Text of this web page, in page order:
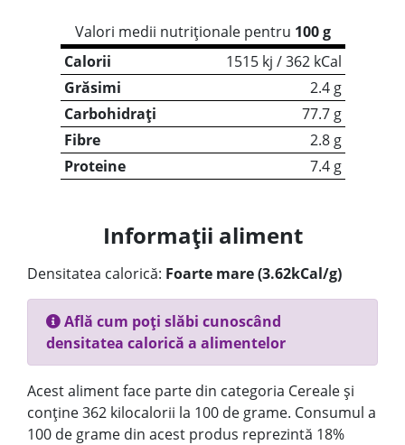
Valori medii nutriționale pentru 100 g
Calorii
1515 kj / 362 kCal
Grăsimi
2.4 g
Carbohidrați
77.7 g
Fibre
2.8 g
Proteine
7.4 g
Informații aliment
Densitatea calorică: Foarte mare (3.62kCal/g)
Află cum poți slăbi cunoscând
densitatea calorică a alimentelor
Acest aliment face parte din categoria Cereale și
conține 362 kilocalorii la 100 de grame. Consumul a
100 de grame din acest produs reprezintă 18%